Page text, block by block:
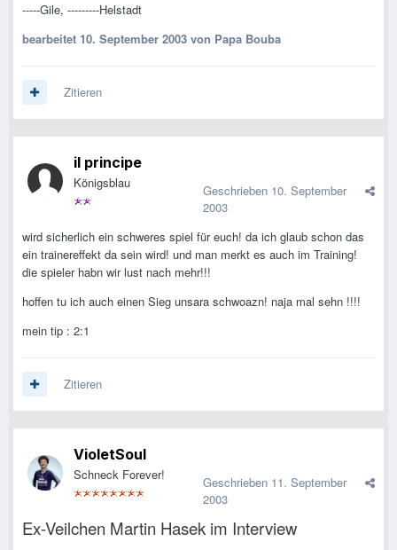
-----Gile, ---------Helstadt
bearbeitet 10. September 2003 von Papa Bouba
Zitieren
il principe
Königsblau Geschrieben 10. September
2003
wird sicherlich ein schweres spiel für euch! da ich glaub schon das
ein trainereffekt da sein wird! und man merkt es auch im Training!
die spieler habn wir lust nach mehr!!!
hoffen tu ich auch einen Sieg unsara schwoazn! naja mal sehn !!!!
mein tip : 2:1
Zitieren
VioletSoul
Schneck Forever! Geschrieben 11. September
2003
Ex-Veilchen Martin Hasek im Interview